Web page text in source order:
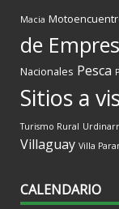
Macia
de
Nacionales Pesca
Sitios a
Turismo Rural
Villaguay Villa
CALENDARIO